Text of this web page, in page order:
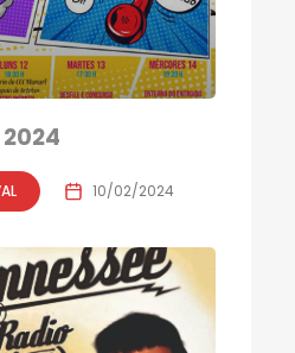
10/02/2024